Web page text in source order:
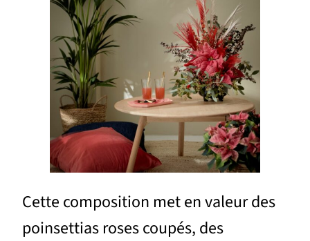
Cette composition met en valeur des
poinsettias roses coupés, des